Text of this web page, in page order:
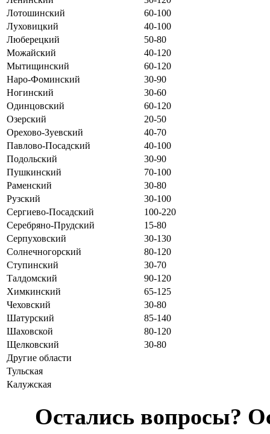
Лотошинский
60-100
Луховицкий
40-100
Люберецкий
50-80
Можайский
40-120
Мытищинский
60-120
Наро-Фоминский
30-90
Ногинский
30-60
Одинцовский
60-120
Озерский
20-50
Орехово-Зуевский
40-70
Павлово-Посадский
40-100
Подольский
30-90
Пушкинский
70-100
Раменский
30-80
Рузский
30-100
Сергиево-Посадский
100-220
Серебряно-Прудский
15-80
Серпуховский
30-130
Солнечногорский
80-120
Ступинский
30-70
Талдомский
90-120
Химкинский
65-125
Чеховский
30-80
Шатурский
85-140
Шаховской
80-120
Щелковский
30-80
Другие области
Тульская
Калужская
Остались вопросы?